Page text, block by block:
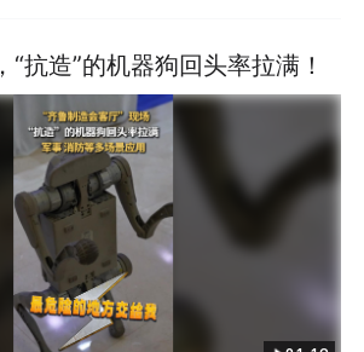
抗造”的机器狗回头率拉满！